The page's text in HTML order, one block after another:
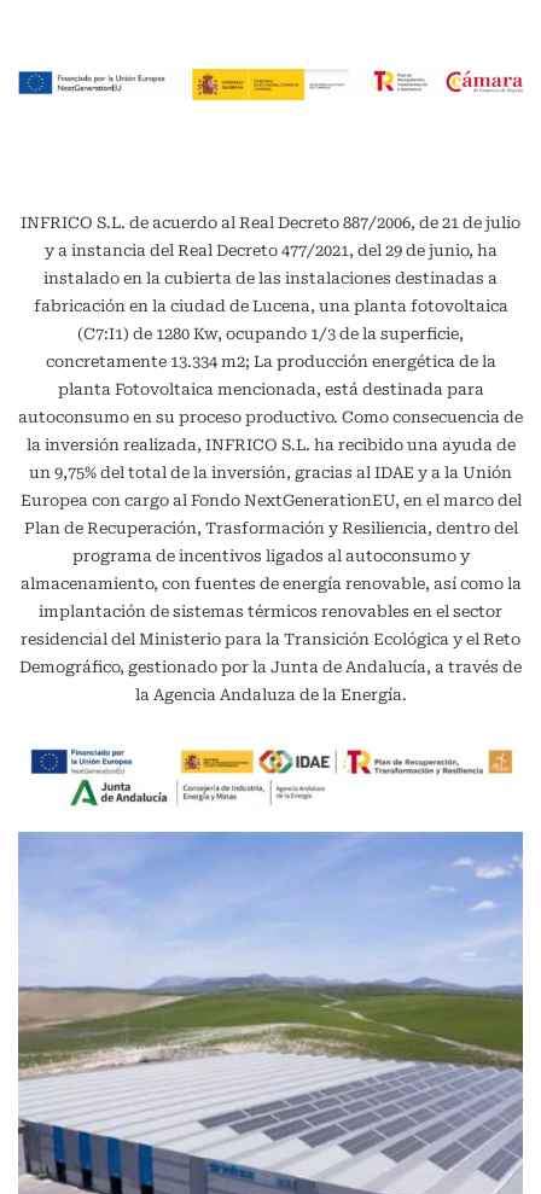
INFRICO S.L. de acuerdo al Real Decreto 887/2006, de 21 de julio
y a instancia del Real Decreto 477/2021, del 29 de junio, ha
instalado en la cubierta de las instalaciones destinadas a
fabricación en la ciudad de Lucena, una planta fotovoltaica
(C7:I1) de 1280 Kw, ocupando 1/3 de la superficie,
concretamente 13.334 m2; La producción energética de la
planta Fotovoltaica mencionada, está destinada para
autoconsumo en su proceso productivo. Como consecuencia de
la inversión realizada, INFRICO S.L. ha recibido una ayuda de
un 9,75% del total de la inversión, gracias al IDAE y a la Unión
Europea con cargo al Fondo NextGenerationEU, en el marco del
Plan de Recuperación, Trasformación y Resiliencia, dentro del
programa de incentivos ligados al autoconsumo y
almacenamiento, con fuentes de energía renovable, así como la
implantación de sistemas térmicos renovables en el sector
residencial del Ministerio para la Transición Ecológica y el Reto
Demográfico, gestionado por la Junta de Andalucía, a través de
la Agencia Andaluza de la Energía.